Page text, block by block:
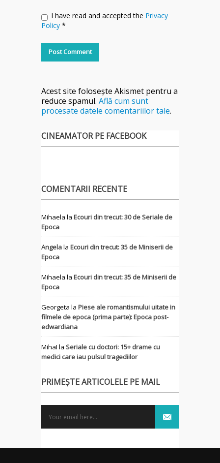
I have read and accepted the Privacy
Policy *
Acest site folosește Akismet pentru a
reduce spamul. Află cum sunt
procesate datele comentariilor tale.
CINEAMATOR PE FACEBOOK
COMENTARII RECENTE
Mihaela la Ecouri din trecut: 30 de Seriale de
Epoca
Angelala Ecouri din trecut: 35 de Miniserii de
Epoca
Mihaela la Ecouri din trecut: 35 de Miniserii de
Epoca
Georgeta la Piese ale romantismului uitate in
filmele de epoca (prima parte): Epoca post-
edwardiana
MihaI la Seriale cu doctori: 15+ drame cu
medici care iau pulsul tragediilor
PRIMEȘTE ARTICOLELE PE MAIL